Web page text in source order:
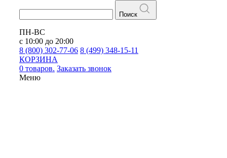
Поиск
ПН-ВС
с 10:00 до 20:00
8 (800) 302-77-06 8 (499) 348-15-11
КОРЗИНА
0 товаров. Заказать звонок
Меню